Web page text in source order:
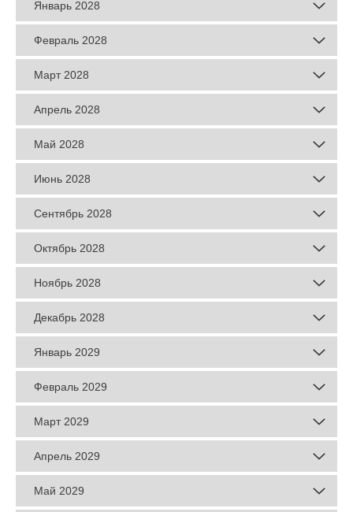
Январь 2028
Февраль 2028
Март 2028
Апрель 2028
Май 2028
Июнь 2028
Сентябрь 2028
Октябрь 2028
Ноябрь 2028
Декабрь 2028
Январь 2029
Февраль 2029
Март 2029
Апрель 2029
Май 2029